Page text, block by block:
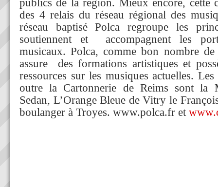
publics de la région. Mieux encore, cette
des 4 relais du réseau régional des
réseau baptisé Polca regroupe les
soutiennent et accompagnent les
musicaux. Polca, comme bon nombre de
assure des formations artistiques et
ressources sur les musiques actuelles.
outre la Cartonnerie de Reims sont la
Sedan, L’Orange Bleue de Vitry le
boulanger à Troyes. www.polca.fr et